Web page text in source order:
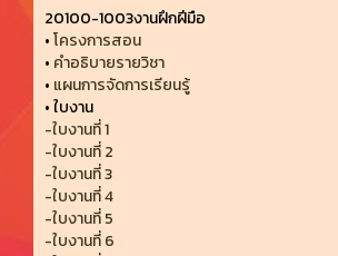
20100-1003งานฝึกฝีมือ
•โครงการสอน
• คำอธิบายรายวิชา
• แผนการจัดการเรียนรู้
•ใบงาน
-ใบงานที่ 1
-ใบงานที่ 2
-ใบงานที่ 3
-ใบงานที่ 4
-ใบงานที่ 5
-ใบงานที่ 6